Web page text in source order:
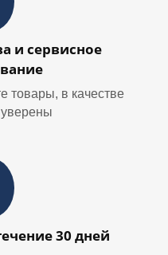
и сервисное
товары, в качестве
30 дней